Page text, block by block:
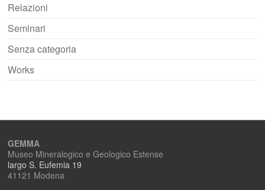
Relazioni
Seminari
Senza categoria
Works
GEMMA
Museo Mineralogico e Geologico Estense
largo S. Eufemia 19
41121 Modena